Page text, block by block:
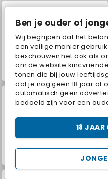
Ben je ouder of
Wij begrijpen dat het
een veilige manier
beschouwen het ook als
om de website
tonen die bij jouw
dat je nog geen 18 jaar of
automatisch geen
bedoeld zijn voor een
18 JAAR
World War 2 Shooter